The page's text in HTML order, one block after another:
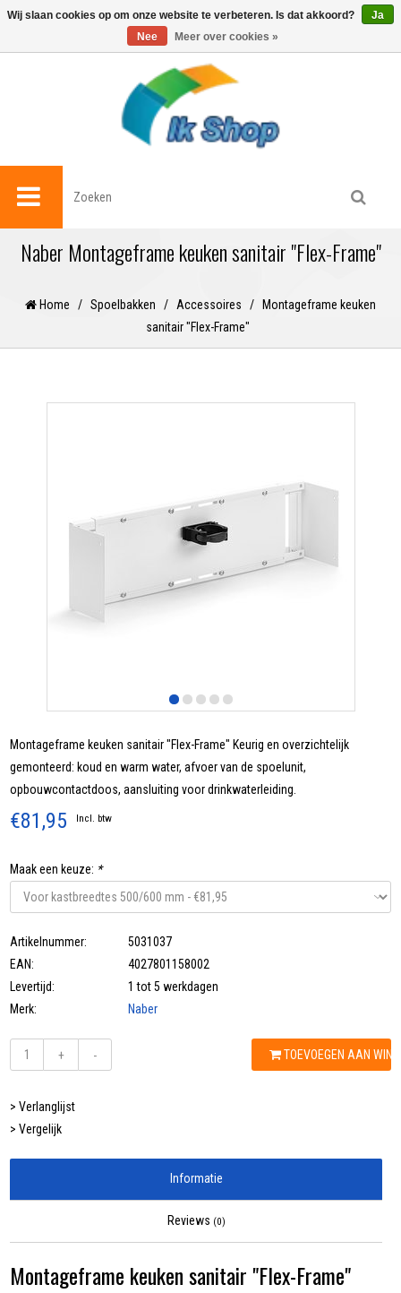
0
Naber Montageframe keuken sanitair "Flex-Frame"
Home / Spoelbakken / Accessoires /
Montageframe keuken
sanitair "Flex-Frame"
Montageframe keuken sanitair "Flex-Frame" Keurig en overzichtelijk
gemonteerd: koud en warm water, afvoer van de spoelunit,
opbouwcontactdoos, aansluiting voor drinkwaterleiding.
€81,95 Incl. btw
Maak een keuze: *
Artikelnummer:
5031037
EAN:
4027801158002
Levertijd:
1 tot 5 werkdagen
Merk:
Naber
+ - TOEVOEGEN AAN
> Verlanglijst
> Vergelijk
Informatie
Reviews (0)
Montageframe keuken sanitair "Flex-Frame"
Wij slaan cookies op om onze website te verbeteren. Is dat akkoord?
Ja
Nee
Meer over cookies »